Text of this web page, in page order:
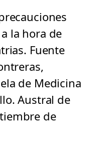
la hora de
Fuente
de Medicina
Austral de
de